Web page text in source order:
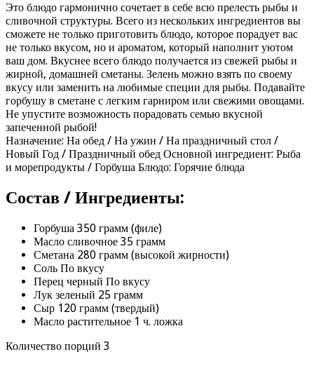
Это блюдо гармонично сочетает в себе всю прелесть рыбы и
сливочной структуры. Всего из нескольких ингредиентов вы
сможете не только приготовить блюдо, которое порадует вас
не только вкусом, но и ароматом, который наполнит уютом
ваш дом. Вкуснее всего блюдо получается из свежей рыбы и
жирной, домашней сметаны. Зелень можно взять по своему
вкусу или заменить на любимые специи для рыбы. Подавайте
горбушу в сметане с легким гарниром или свежими овощами.
Не упустите возможность порадовать семью вкусной
запеченной рыбой!
Назначение: На обед / На ужин / На праздничный стол /
Новый Год / Праздничный обед Основной ингредиент: Рыба
и морепродукты / Горбуша Блюдо: Горячие блюда
Состав / Ингредиенты:
Горбуша 350 грамм (филе)
Масло сливочное 35 грамм
Сметана 280 грамм (высокой жирности)
Соль По вкусу
Перец черный По вкусу
Лук зеленый 25 грамм
Сыр 120 грамм (твердый)
Масло растительное 1 ч. ложка
Количество порций 3